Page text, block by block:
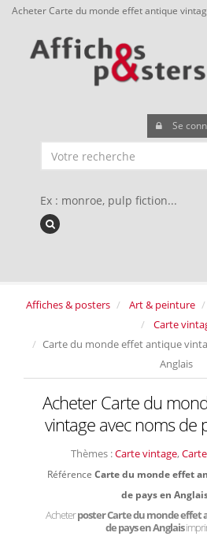
Acheter Carte du monde effet antique
Se
Ex : monroe, pulp fiction...
Affiches & posters Art & peinture
Carte
Carte du monde effet antique
Anglais
Acheter Carte du
vintage avec noms de
Thèmes :Carte vintage,
Référence Carte du monde effet
de pays en
Acheterposter Carte du monde effet
de pays en Anglais